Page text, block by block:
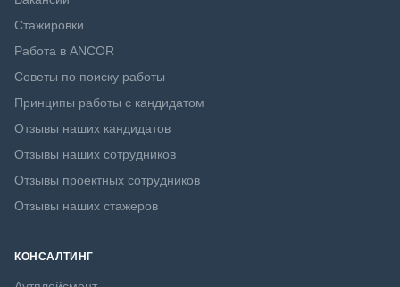
Стажировки
Работа в ANCOR
Советы по поиску работы
Принципы работы с кандидатом
Отзывы наших кандидатов
Отзывы наших сотрудников
Отзывы проектных сотрудников
Отзывы наших стажеров
КОНСАЛТИНГ